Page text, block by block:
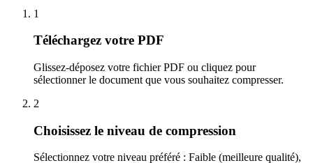
1
Téléchargez votre PDF
Glissez-déposez votre fichier PDF ou cliquez pour
sélectionner le document que vous souhaitez compresser.
2
Choisissez le niveau de compression
Sélectionnez votre niveau préféré : Faible (meilleure qualité),